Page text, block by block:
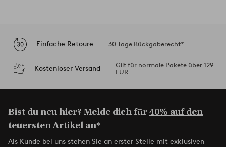
Einfache Retoure 30 Tage Rückgaberecht*
Kostenloser Versand
Gilt für normale Pakete über 129
EUR
Bist du neu hier? Melde dich für40% auf den
teuersten Artikel an*
Als Kunde bei uns stehen Sie an erster Stelle mit exklusiven